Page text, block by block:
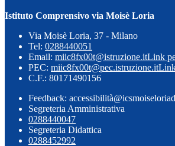
Istituto Comprensivo via Moisè Loria
Via Moisè Loria, 37 - Milano
Tel: 0288440051
Email: miic8fx00t@istruzione.itLink
PEC: miic8fx00t@pec.istruzione.it
C.F.: 80171490156
Feedback:
Segreteria Amministrativa
0288440047
Segreteria Didattica
0288452992